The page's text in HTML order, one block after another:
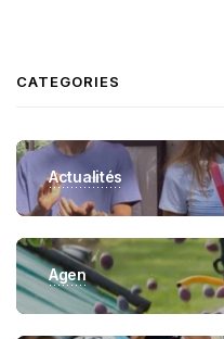
CATEGORIES
Actualités
Agen